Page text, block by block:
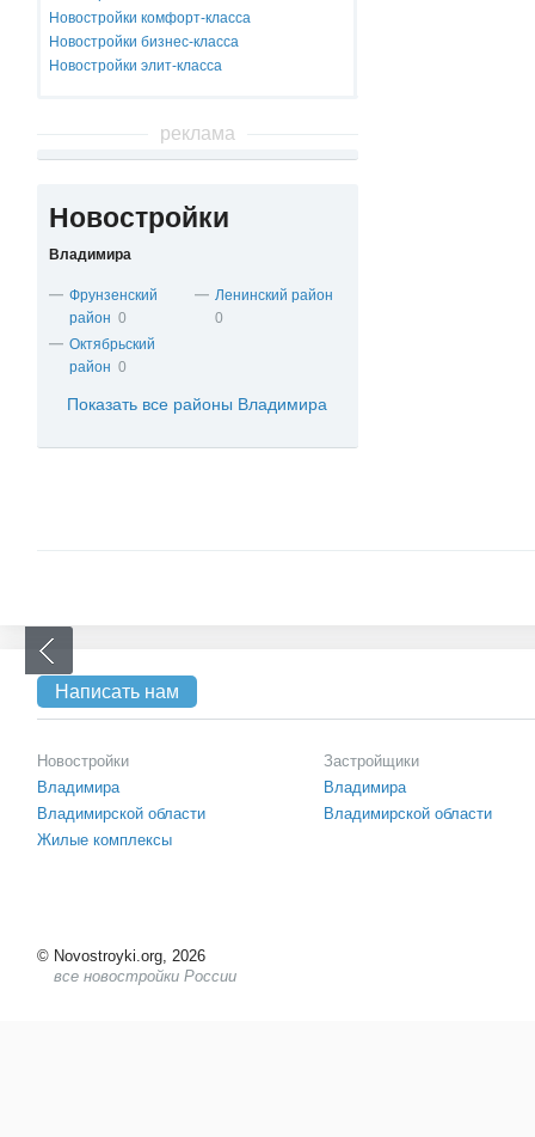
Новостройки комфорт-класса
Новостройки бизнес-класса
Новостройки элит-класса
реклама
Новостройки
Владимира
Фрунзенский
район 0
Октябрьский
район 0
Ленинский район
0
Показать все районы Владимира
Написать нам
Новостройки
Владимира
Владимирской области
Жилые комплексы
Застройщики
Владимира
Владимирской области
© Novostroyki.org, 2026
все новостройки России